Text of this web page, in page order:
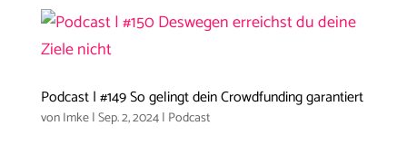
Podcast | #149 So gelingt dein Crowdfunding garantiert
vonImke|Sep. 2, 2024| Podcast